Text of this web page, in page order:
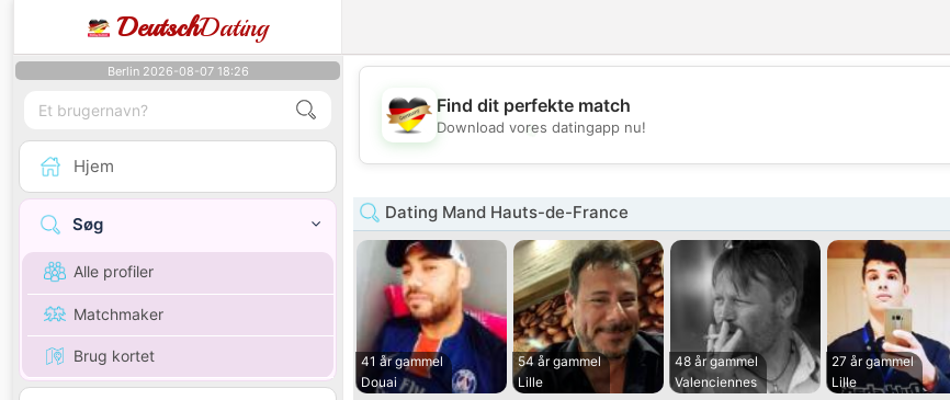
DeutschDating
Berlin 2026-08-07 18:26
Hjem
Søg
Alle profiler
Matchmaker
Brug kortet
💕
Find dit perfekte match
Download vores datingapp nu!
Dating Mand Hauts-de-France
41 år gammel
Douai
54 år gammel
Lille
48 år gammel
Valenciennes
27 år gammel
Lille